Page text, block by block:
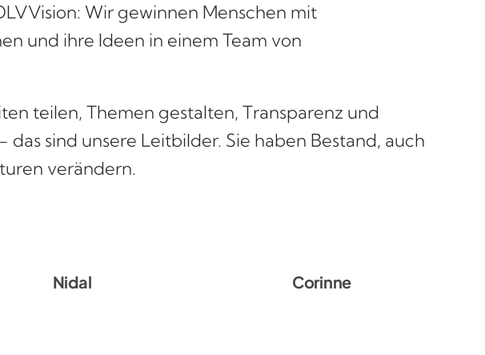
Wir gewinnen Menschen mit
und ihre Ideen in einem Team von
teilen, Themen gestalten, Transparenz und
sind unsere Leitbilder. Sie haben Bestand, auch
verändern.
Nidal
Nidal Rebai Corinne
Corinne Starz